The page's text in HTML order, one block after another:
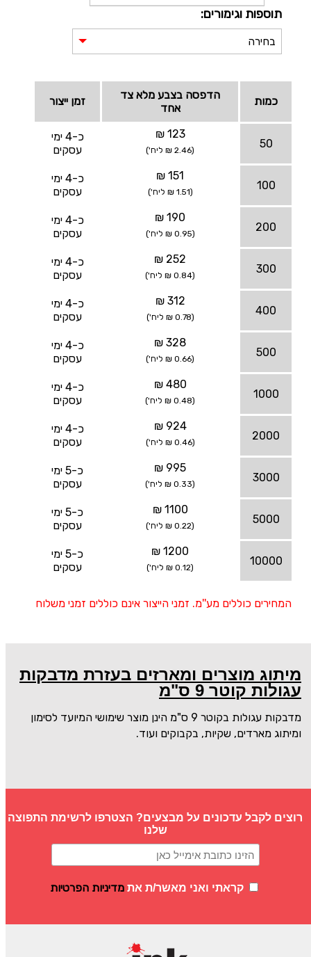
תוספות וגימורים:
בחירה
כמות
הדפסה בצבע מלא צד
אחד
זמן ייצור
50
123 ₪
(2.46 ₪ ליח')
כ-4 ימי
עסקים
100
151 ₪
(1.51 ₪ ליח')
כ-4 ימי
עסקים
200
190 ₪
(0.95 ₪ ליח')
כ-4 ימי
עסקים
300
252 ₪
(0.84 ₪ ליח')
כ-4 ימי
עסקים
400
312 ₪
(0.78 ₪ ליח')
כ-4 ימי
עסקים
500
328 ₪
(0.66 ₪ ליח')
כ-4 ימי
עסקים
1000
480 ₪
(0.48 ₪ ליח')
כ-4 ימי
עסקים
2000
924 ₪
(0.46 ₪ ליח')
כ-4 ימי
עסקים
3000
995 ₪
(0.33 ₪ ליח')
כ-5 ימי
עסקים
5000
1100 ₪
(0.22 ₪ ליח')
כ-5 ימי
עסקים
10000
1200 ₪
(0.12 ₪ ליח')
כ-5 ימי
עסקים
המחירים כוללים מע''מ. זמני הייצור אינם כוללים זמני משלוח
מיתוג מוצרים ומארזים בעזרת מדבקות
עגולות קוטר 9 ס"מ
מדבקות עגולות בקוטר 9 ס"מ הינן מוצר שימושי המיועד לסימון
ומיתוג מארדים, שקיות, בקבוקים ועוד.
רוצים לקבל עדכונים על מבצעים? הצטרפו לרשימת התפוצה
שלנו
קראתי ואני מאשר/ת את מדיניות הפרטיות